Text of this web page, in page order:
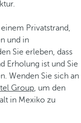
Privatstrand,
und in
Sie erleben, dass
Erholung ist und Sie
Wenden Sie sich an
Group, um den
in Mexiko zu